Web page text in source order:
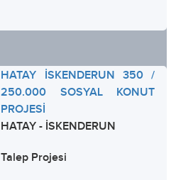
HATAY İSKENDERUN 350 /
250.000 SOSYAL KONUT
PROJESİ
HATAY - İSKENDERUN
Talep Projesi